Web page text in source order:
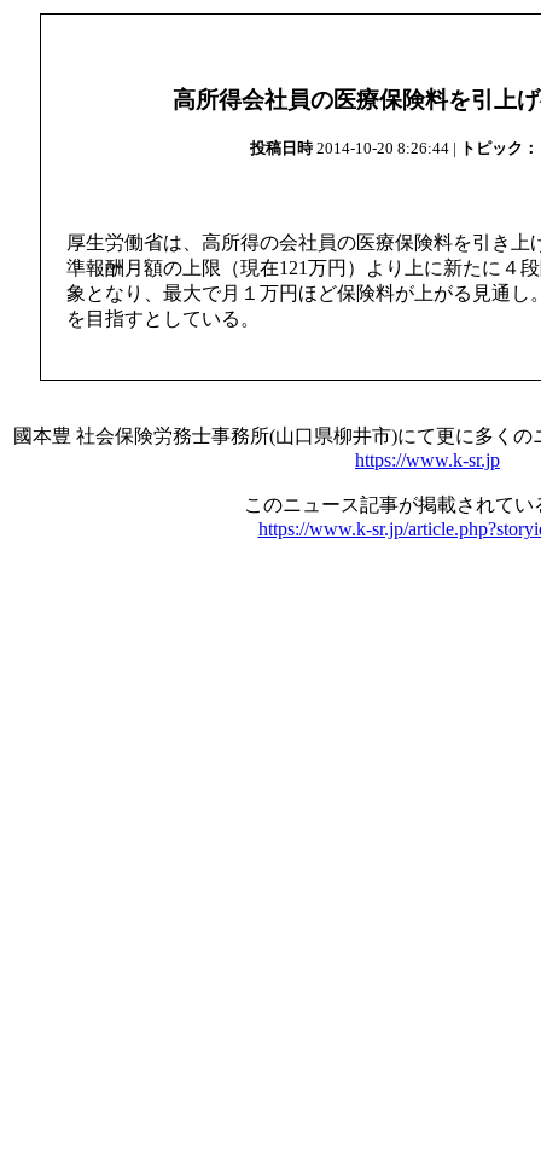
高所得会社員の医療保険料を引上
投稿日時2014-10-20 8:26:44 | トピック：
厚生労働省は、高所得の会社員の医療保険料を引き上
準報酬月額の上限（現在121万円）より上に新たに４
象となり、最大で月１万円ほど保険料が上がる見通し
を目指すとしている。
國本豊 社会保険労務士事務所(山口県柳井市)にて更に多く
https://www.k-sr.jp
このニュース記事が掲載されてい
https://www.k-sr.jp/